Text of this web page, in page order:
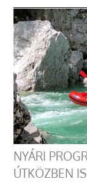
NYÁRI
ÚTKÖZBEN